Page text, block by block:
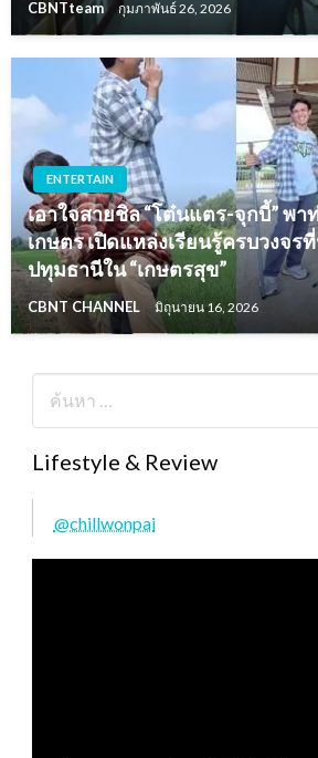
CBNTteam กุมภาพันธ์ 26, 2026
ENTERTAIN
เอาใจสายชิล “โต๋นแตร-จุกบี้” พา
เกษตร เปิดแหล่งเรียนรู้ครบวงจร
ปทุมธานีใน “เกษตรสุข”
CBNT CHANNEL มิถุนายน 16, 2026
Lifestyle & Review
@chillwonpai